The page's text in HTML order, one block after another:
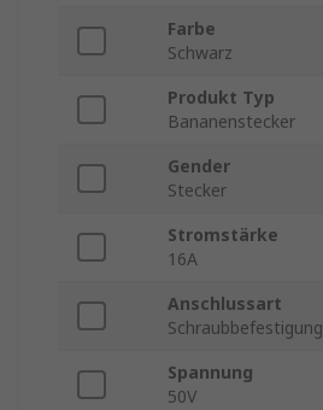
Farbe
Schwarz
Produkt Typ
Bananenstecker
Gender
Stecker
Stromstärke
16A
Anschlussart
Schraubbefestigung
Spannung
50V